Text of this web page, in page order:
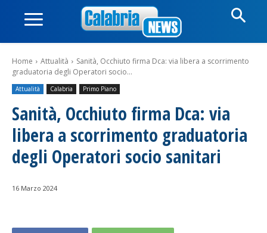
Home Attualità
Sanità, Occhiuto firma Dca: via libera a scorrimento
graduatoria degli Operatori socio...
Attualità Calabria Primo Piano
Sanità, Occhiuto firma Dca: via
libera a scorrimento graduatoria
degli Operatori socio sanitari
16 Marzo 2024